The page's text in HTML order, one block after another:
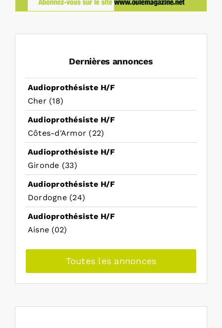
Dernières annonces
Audioprothésiste H/F
Cher (18)
Audioprothésiste H/F
Côtes-d'Armor (22)
Audioprothésiste H/F
Gironde (33)
Audioprothésiste H/F
Dordogne (24)
Audioprothésiste H/F
Aisne (02)
Toutes les annonces